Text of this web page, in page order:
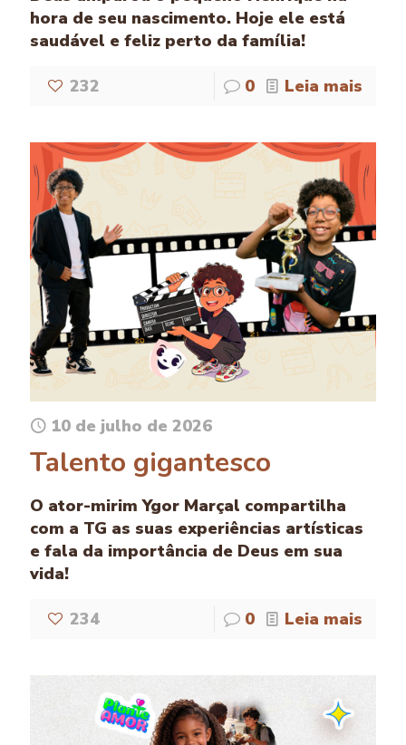
hora de seu nascimento. Hoje ele está
saudável e feliz perto da família!
232 0 Leia mais
10 de julho de 2026
Talento gigantesco
O ator-mirim Ygor Marçal compartilha
com a TG as suas experiências artísticas
e fala da importância de Deus em sua
vida!
234 0 Leia mais